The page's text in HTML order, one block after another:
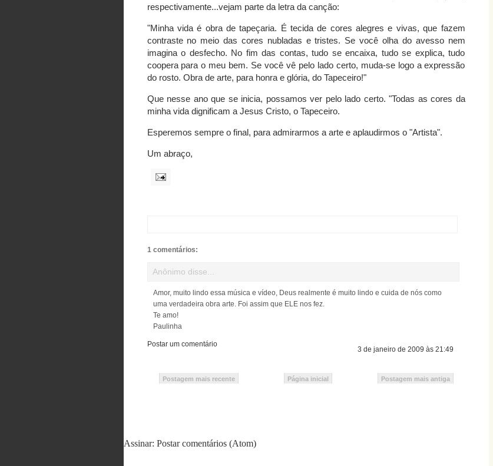
respectivamente...vejam parte da letra da canção:
"Minha vida é obra de tapeçaria. É tecida de cores alegres e vivas, que fazem
contraste no meio das cores nubladas e tristes. Se você olha do avesso nem
imagina o desfecho. No fim das contas, tudo se encaixa, tudo se explica, tudo
coopera para o meu bem. Se você vê pelo lado certo, muda-se logo a expressão
do rosto. Obra de arte, para honra e glória, do Tapeceiro!"
Que nesse ano que se inicia, possamos ver pelo lado certo. "Todas as cores da
minha vida dignificam a Jesus Cristo, o Tapeceiro.
Esperemos sempre o final, para admirarmos a arte e aplaudirmos o "Artista".
Um abraço,
1 comentários:
Anônimo disse...
Amor, muito lindo essa música e vídeo, Deus realmente é muito lindo e cuida de nós como
uma verdadeira obra arte. Foi assim que ELE nos fez.
Te amo!
Paulinha
3 de janeiro de 2009 às 21:49
Postar um comentário
Postagem mais recente Postagem mais antiga
Página inicial
Assinar: Postar comentários (Atom)